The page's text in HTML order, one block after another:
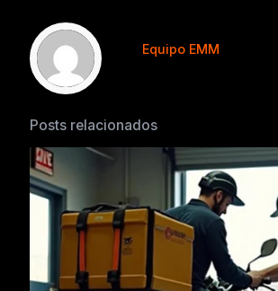
Equipo EMM
Posts relacionados